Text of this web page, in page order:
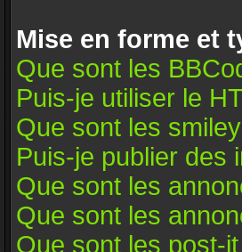
Mise en forme et
Que sont les
Puis-je utiliser le
Que sont les
Puis-je publier des
Que sont les
Que sont les
Que sont les post-